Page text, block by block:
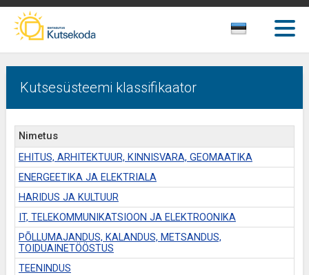
Kutsesüsteemi klassifikaator
Nimetus
EHITUS, ARHITEKTUUR, KINNISVARA, GEOMAATIKA
ENERGEETIKA JA ELEKTRIALA
HARIDUS JA KULTUUR
IT, TELEKOMMUNIKATSIOON JA ELEKTROONIKA
PÕLLUMAJANDUS, KALANDUS, METSANDUS,
TOIDUAINETÖÖSTUS
TEENINDUS